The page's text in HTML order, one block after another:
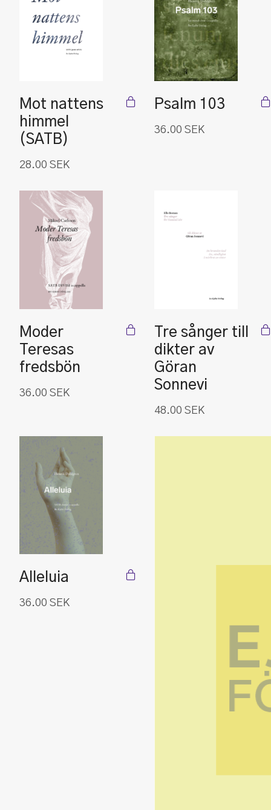
Mot nattens
himmel
(SATB)
28.00 SEK
Psalm 103
36.00 SEK
Moder
Teresas
fredsbön
36.00 SEK
Tre sånger till
dikter av
Göran
Sonnevi
48.00 SEK
Alleluia
36.00 SEK